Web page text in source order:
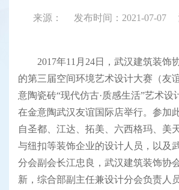
来源： 发布时间：2021-07-07
2017年11月24日，武汉建筑装饰
的第三届空间环境艺术设计大赛（
意陶瓷砖“现代仿古·质感生活”艺术设
在金意陶武汉友谊国际店举行。参加
自圣都、江达、拓美、六西格玛、美
与纽扣等装饰企业的设计人员，以及
分会副会长江忠良，武汉建筑装饰协
新，综合部副主任兼设计分会负责人